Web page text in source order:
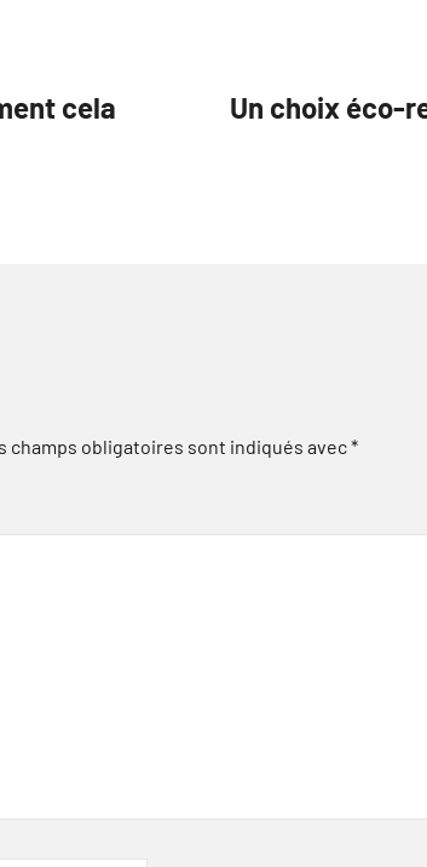
cela
Un choix éco-
champs obligatoires sont indiqués avec*